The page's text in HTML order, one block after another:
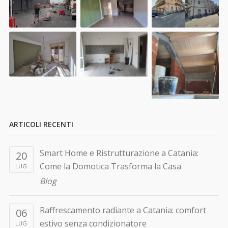
ARTICOLI RECENTI
20
LUG
Smart Home e Ristrutturazione a Catania:
Come la Domotica Trasforma la Casa
Blog
06
LUG
Raffrescamento radiante a Catania: comfort
estivo senza condizionatore